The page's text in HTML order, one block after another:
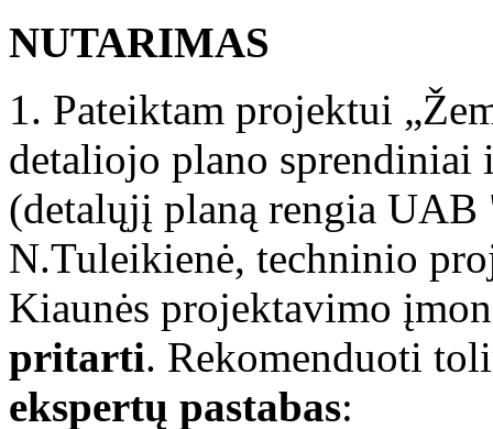
NUTARIMAS
1. Pateiktam projektui
detaliojo plano
(detalųjį planą rengia
N.Tuleikienė, techninio
Kiaunės projektavimo
pritarti. Rekomenduoti
ekspertų pastabas: